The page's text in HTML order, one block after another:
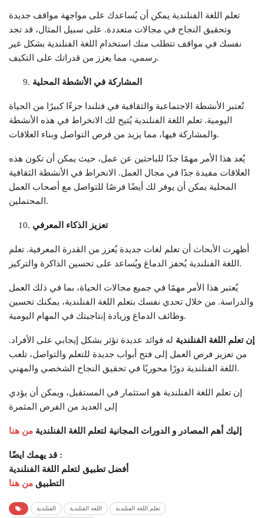
تعلم اللغة الفنلندية يمكن أن يُساعدك على مواجهة مواقف جديدة
وتحقيق النجاح في مجالات متعددة. على سبيل المثال، قد تجد
نفسك في مواقف تتطلب منك استخدام اللغة الفنلندية بشكل غير
رسمي، مما يعزز من قدراتك على التكيف.
المشاركة في الأنشطة المحلية
تُعتبر الأنشطة الاجتماعية والثقافية في فنلندا جزءًا كبيرًا من الحياة
اليومية. تعلم اللغة الفنلندية يُتيح لك الانخراط في هذه الأنشطة
والمشاركة فيها، مما يزيد من فرص التواصل وبناء العلاقات.
يُعد هذا الأمر مهمًا جدًا للباحثين عن عمل، حيث يمكن أن تكون هذه
العلاقات مفيدة جدًا في مجال العمل. الانخراط في الأنشطة الثقافية
المحلية يمكن أن يوفر لك أيضًا فرصًا للتواصل مع أصحاب العمل
المحتملين.
تعزيز الذكاء المعرفي
أظهرت الأبحاث أن تعلم لغات جديدة يُعزز من القدرة المعرفية. تعلم
اللغة الفنلندية يُحفز الدماغ ويُساعد على تحسين الذاكرة والتركيز.
يُعتبر هذا الأمر مهمًا في جميع مجالات الحياة، بما في ذلك العمل
والدراسة. من خلال تحدي نفسك بتعلم اللغة الفنلندية، يمكنك تحسين
وظائف الدماغ وزيادة إنتاجيتك في المهام اليومية.
إن تعلم اللغة الفنلندية له فوائد عديدة تؤثر بشكل إيجابي على الأفراد.
من تعزيز فرص العمل إلى فتح أبواب جديدة للتعلم والتواصل، تلعب
اللغة الفنلندية دورًا محوريًا في تحقيق النجاح الشخصي والمهني.
إن تعلم اللغة الفنلندية هو استثمار في المستقبل، ويمكن أن يؤدي
إلى العديد من الفرص المثمرة
إليك أهم المصادر و الدورات المجانية لتعلم اللغة الفنلندية من هنا
قد يهمك ايضًا :
أفضل تطبيق لتعلم اللغة الفنلندية
التطبيق من هنا
الفنلندية اللغة الفنلندية تعلم اللغة الفنلندية